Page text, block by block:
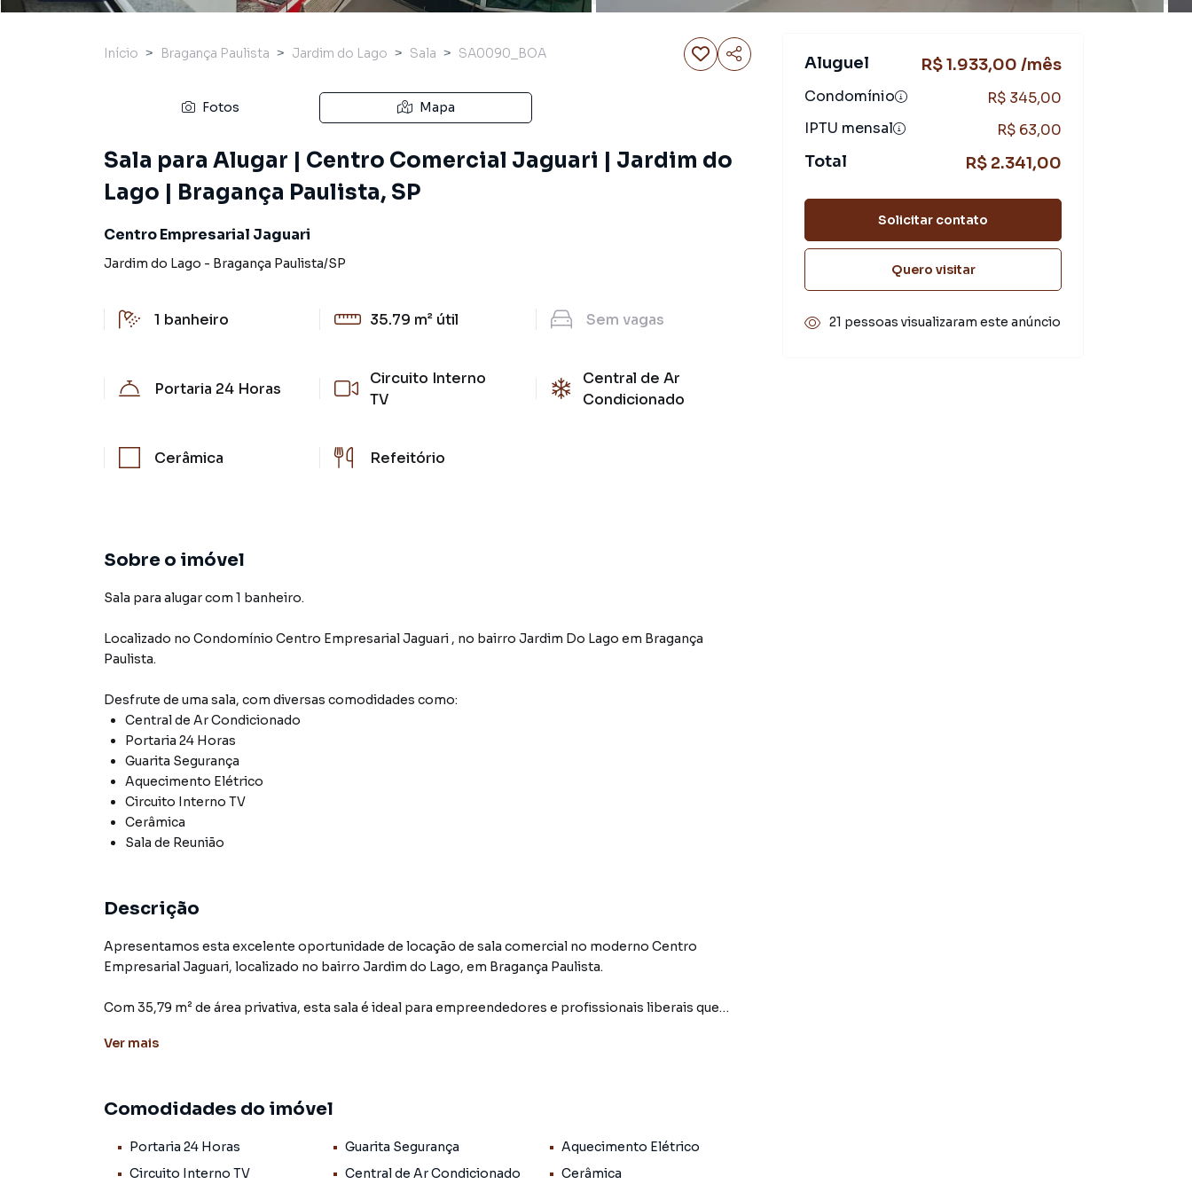
Início Bragança Paulista Jardim do Lago Sala SA0090_BOA
Fotos Mapa
Sala para Alugar | Centro Comercial Jaguari | Jardim do
Lago | Bragança Paulista, SP
Centro Empresarial Jaguari
Jardim do Lago - Bragança Paulista/SP
1 banheiro 35.79 m² útil Sem vagas
Portaria 24 Horas
Circuito Interno
TV
Central de Ar
Condicionado
Cerâmica Refeitório
Sobre o imóvel
Sala para alugar com 1 banheiro.
Localizado no Condomínio Centro Empresarial Jaguari , no bairro Jardim Do Lago em Bragança
Paulista.
Desfrute de uma sala, com diversas comodidades como:
Central de Ar Condicionado
Portaria 24 Horas
Guarita Segurança
Aquecimento Elétrico
Circuito Interno TV
Cerâmica
Sala de Reunião
Descrição
Apresentamos esta excelente oportunidade de locação de sala comercial no moderno Centro
Empresarial Jaguari, localizado no bairro Jardim do Lago, em Bragança Paulista.
Com 35,79 m² de área privativa, esta sala é ideal para empreendedores e profissionais liberais que
equipado, porcelanato Savane 72x72, ar-condicionado já instalado e ponto de água potável para copa,
Além disso, a sala possui uma agradável vista para a praça dos restaurantes, agregando ainda mais
O empreendimento oferece infraestrutura completa, incluindo:
Ver mais
Comodidades do imóvel
Portaria 24 Horas Guarita Segurança
Aquecimento Elétrico
Circuito Interno TV
Central de Ar Condicionado
Cerâmica
Aluguel R$ 1.933,00 /mês
Condomínio
R$ 345,00
IPTU mensal
R$ 63,00
Total R$ 2.341,00
Solicitar contato
Quero visitar
21 pessoas visualizaram este anúncio